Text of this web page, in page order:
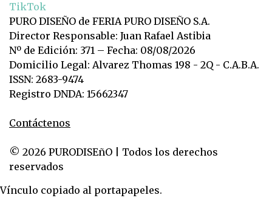
TikTok
PURO DISEÑO de FERIA PURO DISEÑO S.A.
Director Responsable: Juan Rafael Astibia
Nº de Edición: 371 – Fecha: 08/08/2026
Domicilio Legal: Alvarez Thomas 198 - 2Q - C.A.B.A.
ISSN: 2683-9474
Registro DNDA: 15662347
Contáctenos
© 2026 PURODISEñO | Todos los derechos
reservados
Vínculo copiado al portapapeles.